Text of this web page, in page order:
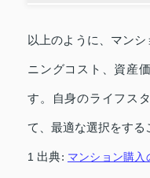
以上のように、マン
ニングコスト、資産
す。自身のライフス
て、最適な選択をする
1 出典: マンション購入